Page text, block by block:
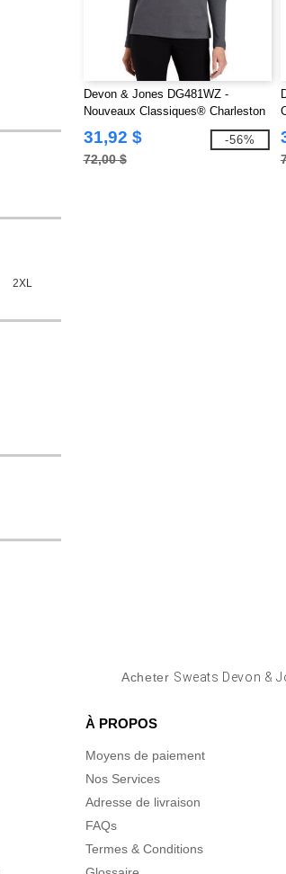
2XL
Devon & Jones DG481WZ -
Nouveaux Classiques® Charleston
Quarter-Zip pour Dames
31,92 $
72,00 $
-56%
Acheter Sweats Devon &
À PROPOS
Moyens de paiement
Nos Services
Adresse de livraison
FAQs
Termes & Conditions